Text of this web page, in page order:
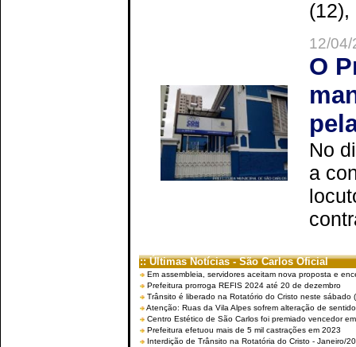
(12),
12/
O
No
a
:: Últimas Notícias - São Carlos Oficial
Em assembleia, servidores aceitam nova proposta e
Prefeitura prorroga REFIS 2024 até 20 de dezembro
Trânsito é liberado na Rotatório do Cristo neste sábado
Atenção: Ruas da Vila Alpes sofrem alteração de
Centro Estético de São Carlos foi premiado vencedor
Prefeitura efetuou mais de 5 mil castrações em 2023
Interdição de Trânsito na Rotatória do Cristo - Janeiro/